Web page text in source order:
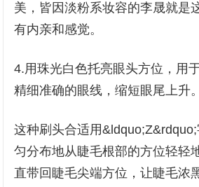
美，皆因淡粉系妆容的李晟就是
有内亲和感觉。
4.用珠光白色托亮眼头方位，用
精细准确的眼线，缩短眼尾上升。
这种刷头合适用
匀分布地从睫毛根部的方位轻轻
直带回睫毛尖端方位，让睫毛浓